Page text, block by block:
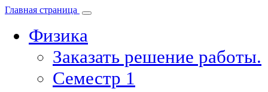
Главная страница
Физика
Заказать решение работы.
Семестр 1